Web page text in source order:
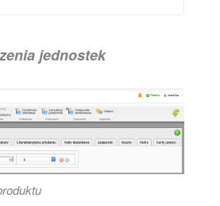
jednostek